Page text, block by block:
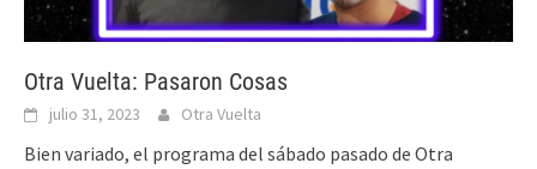
Otra Vuelta: Pasaron Cosas
julio 31, 2023 Otra Vuelta
Bien variado, el programa del sábado pasado de Otra